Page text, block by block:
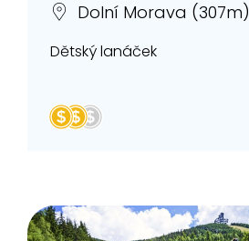
Dolní Morava (307m)
Dětský lanáček